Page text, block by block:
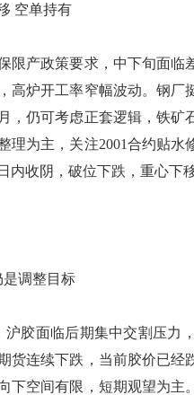
空单持有
产政策要求，中下旬面临
高炉开工率窄幅波动。钢
，仍可考虑正套逻辑，铁
理为主，关注2001合约贴水
内收阴，破位下跌，重心下
调整目标
面临后期集中交割压力
货连续下跌，当前胶价已经
下空间有限，短期观望为主